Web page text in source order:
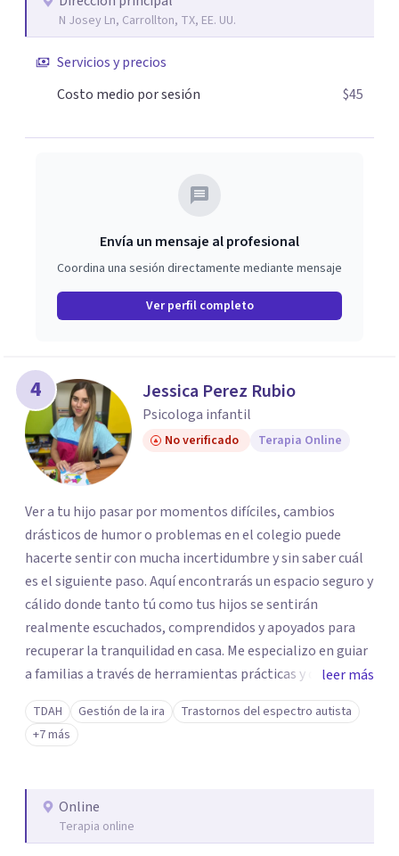
compromiso con tu bienestar se refleja en mi capacidad
para ofrecer sesiones de terapia de forma remota. A
través de plataformas virtuales, garantizo un espacio
desde la comodidad de tu entorno. Si estás listo para dar
psicoterapia psicoanalítica puede ofrecerte. ¡Espero
bienestar emocional!
N Josey Ln, Carrollton, TX, EE. UU.
Servicios y precios
Costo medio por sesión
$45
Envía un mensaje al profesional
Coordina una sesión directamente mediante mensaje
Ver perfil completo
4 Jessica Perez Rubio
Psicologa infantil
No verificado Terapia Online
Ver a tu hijo pasar por momentos difíciles, cambios
drásticos de humor o problemas en el colegio puede
hacerte sentir con mucha incertidumbre y sin saber cuál
es el siguiente paso. Aquí encontrarás un espacio seguro y
cálido donde tanto tú como tus hijos se sentirán
realmente escuchados, comprendidos y apoyados para
recuperar la tranquilidad en casa. Me especializo en guiar
a familias a través de herramientas prácticas y dinámicas
adaptadas a la edad de cada menor, dejando de lado las
etiquetas y los tecnicismos. Mi forma de trabajar se
centra en entender las emociones que hay detrás del
necesaria para superar sus retos y fortaleciendo la
comunicación entre ustedes. Acompaño a niños y
adolescentes que están lidiando con la ansiedad, la
leer más
TDAH Gestión de la ira
Trastornos del espectro autista
+7 más
Online
Terapia online